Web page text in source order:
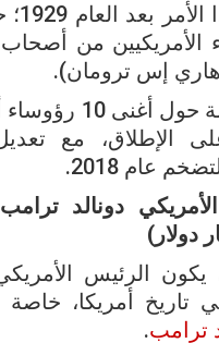
وقد
الأمريكيين من أصحاب
هاري إس ترومان).
وفيما يلي قائمة حول
الإطلاق، مع
عام 2018.
الأمريكي دونالد
يكون الرئيس
أمريكا، خاصة
ترامب.